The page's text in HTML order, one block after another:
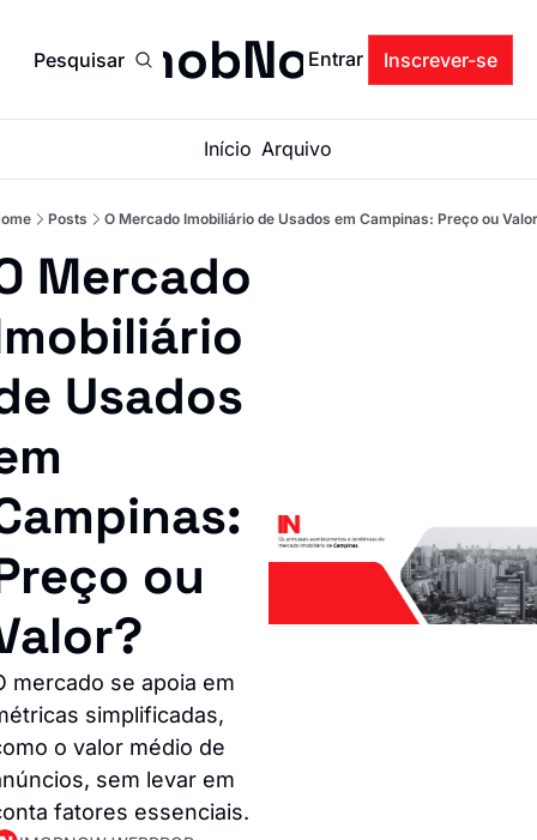
PesquisarImobNow
Entrar Inscrever-se
Início Arquivo
Posts O Mercado Imobiliário de Usados em Campinas: Preço ou
Mercado
Usados
ou
mercado se apoia em
simplificadas,
o valor médio de
sem levar em
fatores essenciais.